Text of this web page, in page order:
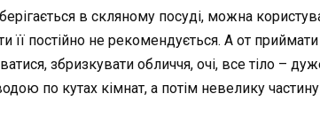
в скляному посуді, можна
її постійно не рекомендується. А от
збризкувати обличчя, очі, все тіло –
по кутах кімнат, а потім невелику